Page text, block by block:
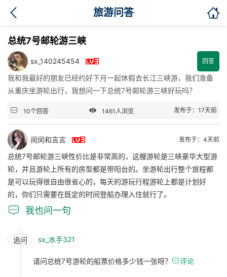
旅游问答 
总统7号邮轮游三峡
sx_140245454  回答
我和我最好的朋友已经约好下月一起休假去长江三峡游，我们准备
从重庆坐游轮出行，我想问一下总统7号邮轮游三峡好玩吗？
 10个回答  1461人浏览 发布于：17天前
闵闵和言言  发布于：4天前
总统7号邮轮游三峡性价比是非常高的，这艘游轮是三峡豪华大型游
轮，并且游轮上所有的房型都是带阳台的。坐游轮出行整个旅程都
是可以玩得很自由很省心的，每天的游玩行程游轮上都是计划好
的，你们只需要在既定的时间登船办理入住就行了。
 我也问一句
追问 sx_水手321
请问总统7号游轮的船票价格多少钱一张呀？ 评论